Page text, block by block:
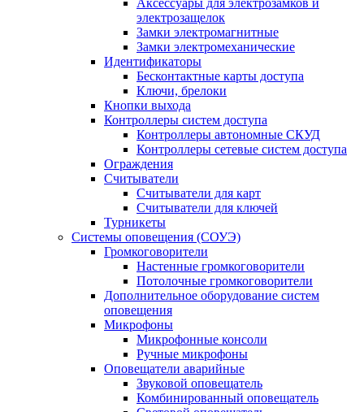
Аксессуары для электрозамков и
электрозащелок
Замки электромагнитные
Замки электромеханические
Идентификаторы
Бесконтактные карты доступа
Ключи, брелоки
Кнопки выхода
Контроллеры систем доступа
Контроллеры автономные СКУД
Контроллеры сетевые систем доступа
Ограждения
Считыватели
Считыватели для карт
Считыватели для ключей
Турникеты
Системы оповещения (СОУЭ)
Громкоговорители
Настенные громкоговорители
Потолочные громкоговорители
Дополнительное оборудование систем
оповещения
Микрофоны
Микрофонные консоли
Ручные микрофоны
Оповещатели аварийные
Звуковой оповещатель
Комбинированный оповещатель